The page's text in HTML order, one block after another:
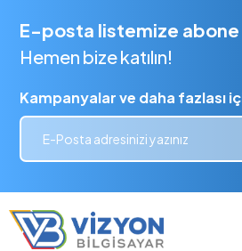
E-posta listemize abone
Hemen bize katılın!
Kampanyalar ve daha fazlası